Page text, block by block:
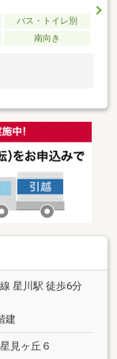
バス・トイレ別
南向き
星川駅 徒歩6分
建
見ヶ丘６